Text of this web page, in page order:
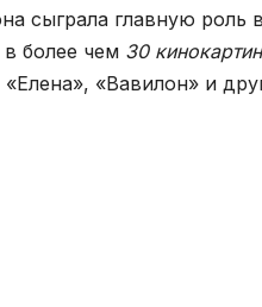
сыграла главную роль в
более чем 30
«Вавилон» и